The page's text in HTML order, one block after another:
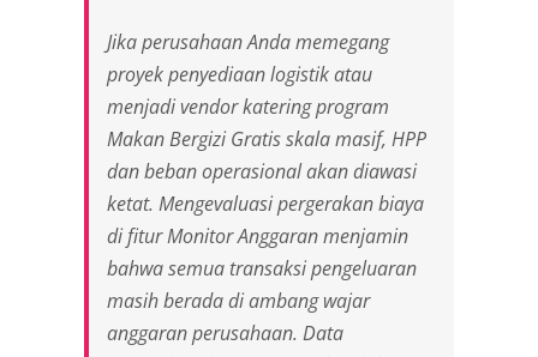
Jika perusahaan Anda memegang
proyek penyediaan logistik atau
menjadi vendor katering program
Makan Bergizi Gratisskala masif, HPP
dan beban operasional akan diawasi
ketat. Mengevaluasi pergerakan biaya
di fitur Monitor Anggaran menjamin
bahwa semua transaksi pengeluaran
masih berada di ambang wajar
anggaran perusahaan. Data